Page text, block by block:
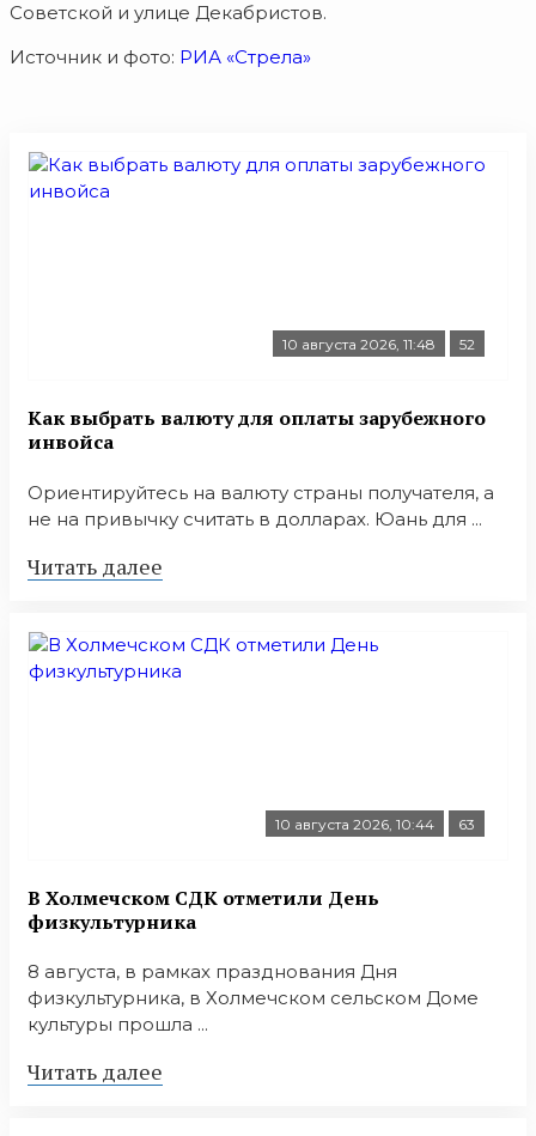
Советской и улице Декабристов.
Источник и фото: РИА «Стрела»
10 августа 2026, 11:48 52
Как выбрать валюту для оплаты зарубежного
инвойса
Ориентируйтесь на валюту страны получателя, а
не на привычку считать в долларах. Юань для ...
Читать далее
10 августа 2026, 10:44 63
В Холмечском СДК отметили День
физкультурника
8 августа, в рамках празднования Дня
физкультурника, в Холмечском сельском Доме
культуры прошла ...
Читать далее